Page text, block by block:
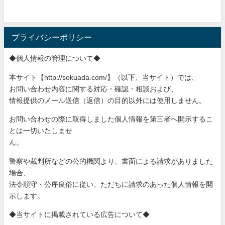
プライバシーポリシー
◆個人情報の管理について◆
本サイト【http://sokuada.com/】（以下、当サイト）では、
お問い合わせ内容に関する対応・確認・相談および、
情報提供のメール送信（返信）の目的以外には使用しません。
お問い合わせの際に取得しました個人情報を第三者へ開示するこ
と は一切いたしませ
ん。
警察や裁判所などの公的機関より、書面による請求がありました
場合、
法令順守・公序良俗に従い、ただちに請求のあった個人情報を開
示します。
◆当サイトに掲載されている広告について◆